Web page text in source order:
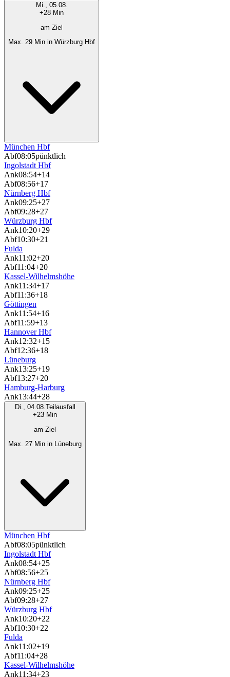
Mi., 05.08.
+28 Min
am Ziel
Max. 29 Min in Würzburg Hbf
München Hbf
Abf08:05pünktlich
Ingolstadt Hbf
Ank08:54+14
Abf08:56+17
Nürnberg Hbf
Ank09:25+27
Abf09:28+27
Würzburg Hbf
Ank10:20+29
Abf10:30+21
Fulda
Ank11:02+20
Abf11:04+20
Kassel-Wilhelmshöhe
Ank11:34+17
Abf11:36+18
Göttingen
Ank11:54+16
Abf11:59+13
Hannover Hbf
Ank12:32+15
Abf12:36+18
Lüneburg
Ank13:25+19
Abf13:27+20
Hamburg-Harburg
Ank13:44+28
Di., 04.08.Teilausfall
+23 Min
am Ziel
Max. 27 Min in Lüneburg
München Hbf
Abf08:05pünktlich
Ingolstadt Hbf
Ank08:54+25
Abf08:56+25
Nürnberg Hbf
Ank09:25+25
Abf09:28+27
Würzburg Hbf
Ank10:20+22
Abf10:30+22
Fulda
Ank11:02+19
Abf11:04+28
Kassel-Wilhelmshöhe
Ank11:34+23